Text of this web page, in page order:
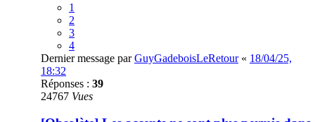
1
2
3
4
Dernier message parGuyGadeboisLeRetour« 18/04/25,
18:32
Réponses : 39
24767 Vues